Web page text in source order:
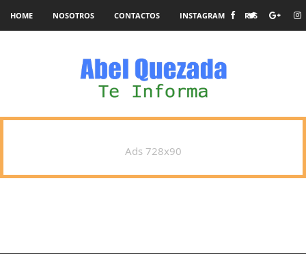
HOME NOSOTROS CONTACTOS INSTAGRAM RSS
Ads 728x90